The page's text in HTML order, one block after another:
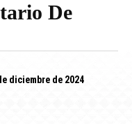
De
diciembre de 2024